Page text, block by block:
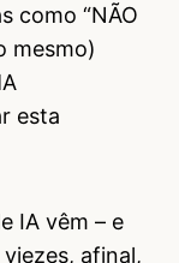
como “NÃO
mesmo)
esta
IA vêm – e
afinal,